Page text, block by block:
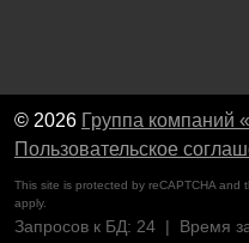
© 2026 Группа компаний
Пользовательское
This site is protected by reCAPTCHA and
apply.
Запросов к БД: 24 | Время